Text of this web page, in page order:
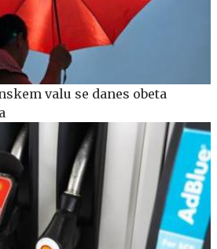
valu se danes obeta